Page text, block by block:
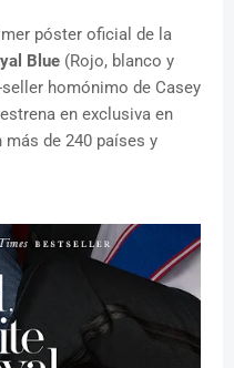
póster oficial de la
Blue (Rojo, blanco y
homónimo de Casey
en exclusiva en
de 240 países y